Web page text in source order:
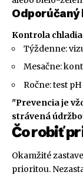
Odporúčaný
Kontrola
Týždenne:
Mesačne:
Ročne: test
"Prevencia je
strávená
Čo robiť
Okamžité
prioritou.